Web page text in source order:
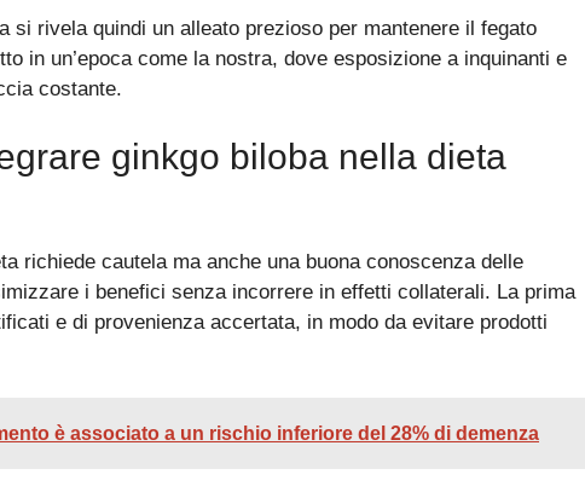
si rivela quindi un alleato prezioso per mantenere il fegato
in un’epoca come la nostra, dove esposizione a inquinanti e
costante.
ginkgo biloba nella dieta
richiede cautela ma anche una buona conoscenza delle
i benefici senza incorrere in effetti collaterali. La prima
e di provenienza accertata, in modo da evitare prodotti
è associato a un rischio inferiore del 28% di demenza